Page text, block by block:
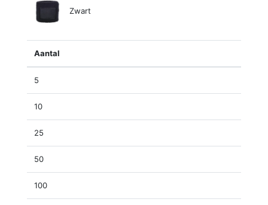
Zwart
Aantal
5
10
25
50
100